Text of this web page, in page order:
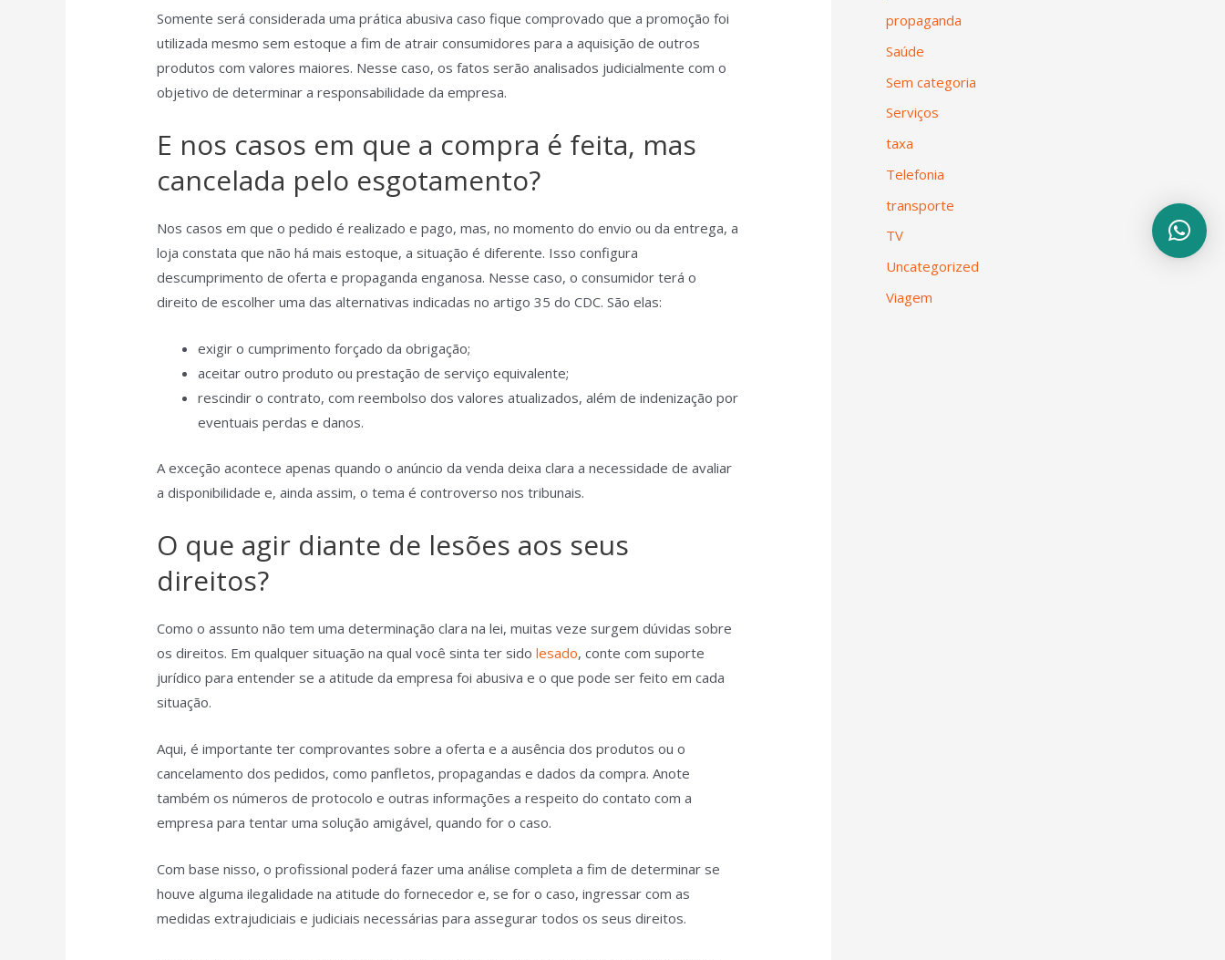
Somente será considerada uma prática abusiva caso fique comprovado que a promoção foi
utilizada mesmo sem estoque a fim de atrair consumidores para a aquisição de outros
produtos com valores maiores. Nesse caso, os fatos serão analisados judicialmente com o
objetivo de determinar a responsabilidade da empresa.
E nos casos em que a compra é feita, mas
cancelada pelo esgotamento?
Nos casos em que o pedido é realizado e pago, mas, no momento do envio ou da entrega, a
loja constata que não há mais estoque, a situação é diferente. Isso configura
descumprimento de oferta e propaganda enganosa. Nesse caso, o consumidor terá o
direito de escolher uma das alternativas indicadas no artigo 35 do CDC. São elas:
exigir o cumprimento forçado da obrigação;
aceitar outro produto ou prestação de serviço equivalente;
rescindir o contrato, com reembolso dos valores atualizados, além de indenização por
eventuais perdas e danos.
A exceção acontece apenas quando o anúncio da venda deixa clara a necessidade de avaliar
a disponibilidade e, ainda assim, o tema é controverso nos tribunais.
O que agir diante de lesões aos seus
direitos?
Como o assunto não tem uma determinação clara na lei, muitas veze surgem dúvidas sobre
os direitos. Em qualquer situação na qual você sinta ter sidolesado, conte com suporte
jurídico para entender se a atitude da empresa foi abusiva e o que pode ser feito em cada
situação.
Aqui, é importante ter comprovantes sobre a oferta e a ausência dos produtos ou o
cancelamento dos pedidos, como panfletos, propagandas e dados da compra. Anote
também os números de protocolo e outras informações a respeito do contato com a
empresa para tentar uma solução amigável, quando for o caso.
Com base nisso, o profissional poderá fazer uma análise completa a fim de determinar se
houve alguma ilegalidade na atitude do fornecedor e, se for o caso, ingressar com as
medidas extrajudiciais e judiciais necessárias para assegurar todos os seus direitos.
propaganda
Saúde
Sem categoria
Serviços
taxa
Telefonia
transporte
TV
Uncategorized
Viagem